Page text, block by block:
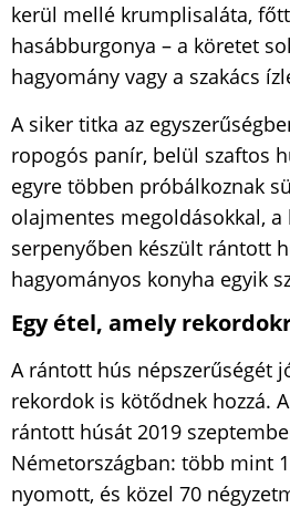
kerül mellé krumplisaláta,
hasábburgonya – a köretet
hagyomány vagy a szakács
A siker titka az
ropogós panír, belül szaftos
egyre többen próbálkoznak
olajmentes megoldásokkal, a
serpenyőben készült rántott
hagyományos konyha egyik
Egy étel, amely
A rántott hús népszerűségét
rekordok is kötődnek hozzá.
rántott húsát 2019
Németországban: több mint
nyomott, és közel 70